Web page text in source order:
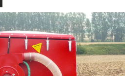
Reifenpacker
mit
Gewichtsausgleich und
entlastet die
bei guter